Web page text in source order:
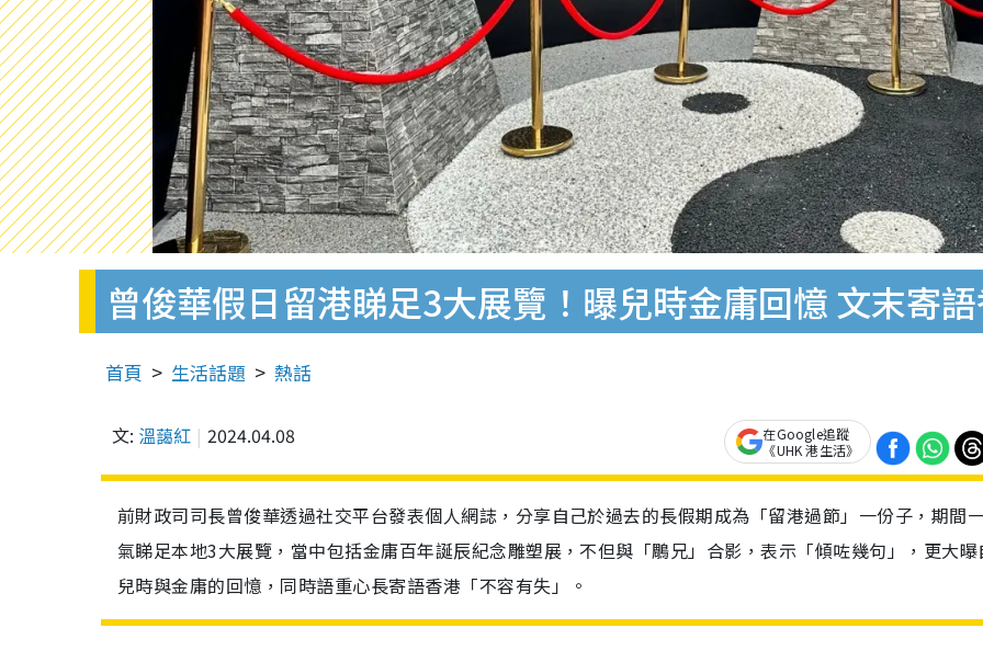
曾俊華假日留港睇足3大展覽！曝兒時金庸回憶 文末寄
首頁 生活話題 熱話
文: 溫藹紅 2024.04.08
在Google追蹤
《UHK 港生活》
前財政司司長曾俊華透過社交平台發表個人網誌，分享自己於過去的長假期成為「留港過節」一份子，期間
氣睇足本地3大展覽，當中包括金庸百年誕辰紀念雕塑展，不但與「鵰兄」合影，表示「傾咗幾句」，更大曝
兒時與金庸的回憶，同時語重心長寄語香港「不容有失」。